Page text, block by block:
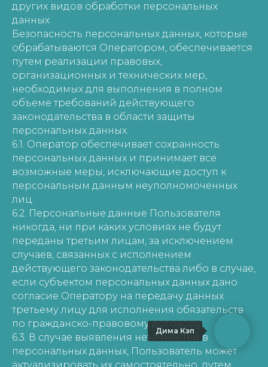
других видов обработки персональных
данных
Безопасность персональных данных, которые
обрабатываются Оператором, обеспечивается
путем реализации правовых,
организационных и технических мер,
необходимых для выполнения в полном
объеме требований действующего
законодательства в области защиты
персональных данных.
6.1. Оператор обеспечивает сохранность
персональных данных и принимает все
возможные меры, исключающие доступ к
персональным данным неуполномоченных
лиц.
6.2. Персональные данные Пользователя
никогда, ни при каких условиях не будут
переданы третьим лицам, за исключением
случаев, связанных с исполнением
действующего законодательства либо в случае,
если субъектом персональных данных дано
согласие Оператору на передачу данных
третьему лицу для исполнения обязательств
по гражданско-правовому договору.
6.3. В случае выявления неточностей в
персональных данных, Пользователь может
Дима Кэп